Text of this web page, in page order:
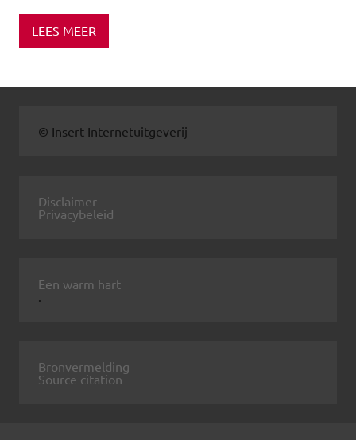
LEES MEER
© Insert Internetuitgeverij
Disclaimer
Privacybeleid
Een warm hart
Bronvermelding
Source citation